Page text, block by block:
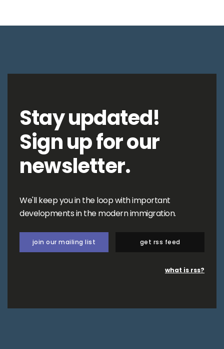
Stay updated!
Sign up for our
newsletter.
We'll keep you in the loop with important
developments in the modern immigration.
join our mailing list get rss feed
what is rss?